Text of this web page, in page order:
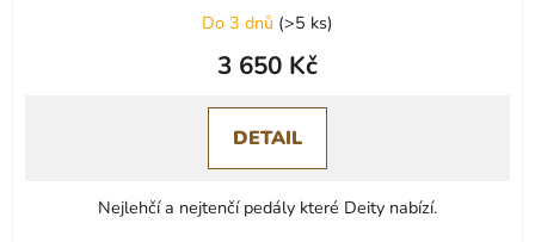
hodnocení
produktu
0,0
z
5
Do 3 dnů (>5 ks)
3 650 Kč
DETAIL
Nejlehčí a nejtenčí pedály které Deity nabízí.